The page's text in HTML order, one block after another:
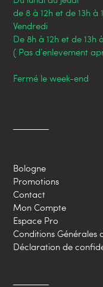
de 8 à 12h et de 13h à
Vendredi
De 8h à 12h et de 13h
( Pas d’enlevement
Fermé le week-end
Bologne
Promotions
Contact
Mon Compte
Espace Pro
Conditions Générales
Déclaration de